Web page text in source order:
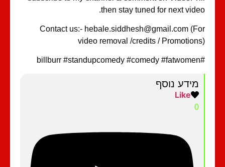
then stay tuned for next
Contact us:- hebale.siddhesh@gmail.com
video removal /credits /
מידע נוסף